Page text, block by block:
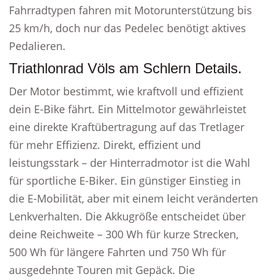
Fahrradtypen fahren mit Motorunterstützung bis
25 km/h, doch nur das Pedelec benötigt aktives
Pedalieren.
Triathlonrad Völs am Schlern Details.
Der Motor bestimmt, wie kraftvoll und effizient
dein E-Bike fährt. Ein Mittelmotor gewährleistet
eine direkte Kraftübertragung auf das Tretlager
für mehr Effizienz. Direkt, effizient und
leistungsstark – der Hinterradmotor ist die Wahl
für sportliche E-Biker. Ein günstiger Einstieg in
die E-Mobilität, aber mit einem leicht veränderten
Lenkverhalten. Die Akkugröße entscheidet über
deine Reichweite – 300 Wh für kurze Strecken,
500 Wh für längere Fahrten und 750 Wh für
ausgedehnte Touren mit Gepäck. Die